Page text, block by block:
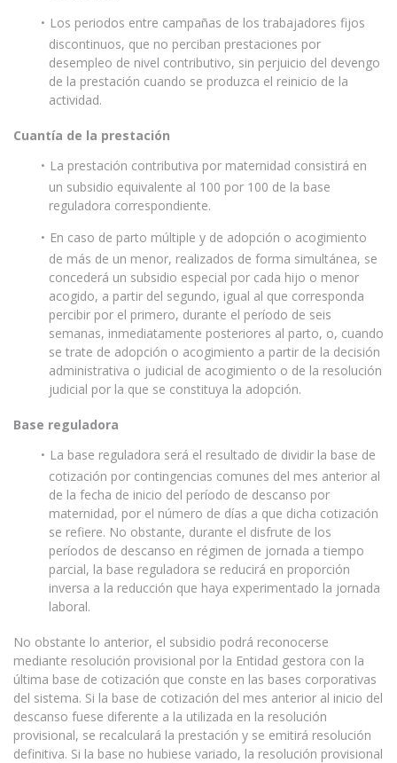
Los periodos entre campañas de los trabajadores fijos
discontinuos, que no perciban prestaciones por
desempleo de nivel contributivo, sin perjuicio del devengo
de la prestación cuando se produzca el reinicio de la
actividad.
Cuantía de la prestación
La prestación contributiva por maternidad consistirá en
un subsidio equivalente al 100 por 100 de la base
reguladora correspondiente.
En caso de parto múltiple y de adopción o acogimiento
de más de un menor, realizados de forma simultánea, se
concederá un subsidio especial por cada hijo o menor
acogido, a partir del segundo, igual al que corresponda
percibir por el primero, durante el período de seis
semanas, inmediatamente posteriores al parto, o, cuando
se trate de adopción o acogimiento a partir de la decisión
administrativa o judicial de acogimiento o de la resolución
judicial por la que se constituya la adopción.
Base reguladora
La base reguladora será el resultado de dividir la base de
cotización por contingencias comunes del mes anterior al
de la fecha de inicio del período de descanso por
maternidad, por el número de días a que dicha cotización
se refiere. No obstante, durante el disfrute de los
períodos de descanso en régimen de jornada a tiempo
parcial, la base reguladora se reducirá en proporción
inversa a la reducción que haya experimentado la jornada
laboral.
No obstante lo anterior, el subsidio podrá reconocerse
mediante resolución provisional por la Entidad gestora con la
última base de cotización que conste en las bases corporativas
del sistema. Si la base de cotización del mes anterior al inicio del
descanso fuese diferente a la utilizada en la resolución
provisional, se recalculará la prestación y se emitirá resolución
definitiva. Si la base no hubiese variado, la resolución provisional